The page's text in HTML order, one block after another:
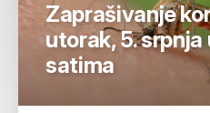
Zaprašivanje
utorak, 5.
satima